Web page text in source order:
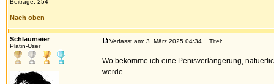
Beiträge: 254
Nach oben
Schlaumeier
Platin-User
Verfasst am: 3. März 2025 04:34 Titel:
Wo bekomme ich eine Penisverlängerung,
werde.